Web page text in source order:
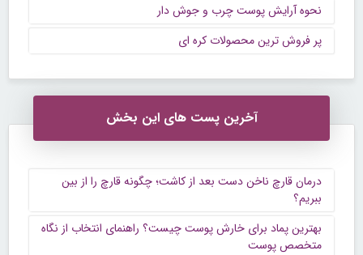
نحوه آرایش پوست چرب و جوش دار
پر فروش ترین محصولات کره ای
آخرین پست های این بخش
درمان قارچ ناخن دست بعد از کاشت؛ چگونه قارچ را از بین
ببریم؟
بهترین پماد برای خارش پوست چیست؟ راهنمای انتخاب از نگاه
متخصص پوست